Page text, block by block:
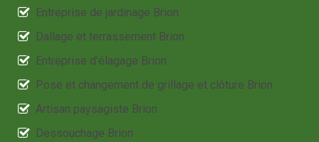
Entreprise de jardinage Brion
Dallage et terrassement Brion
Entreprise d'élagage Brion
Pose et changement de grillage et clôture Brion
Artisan paysagiste Brion
Dessouchage Brion